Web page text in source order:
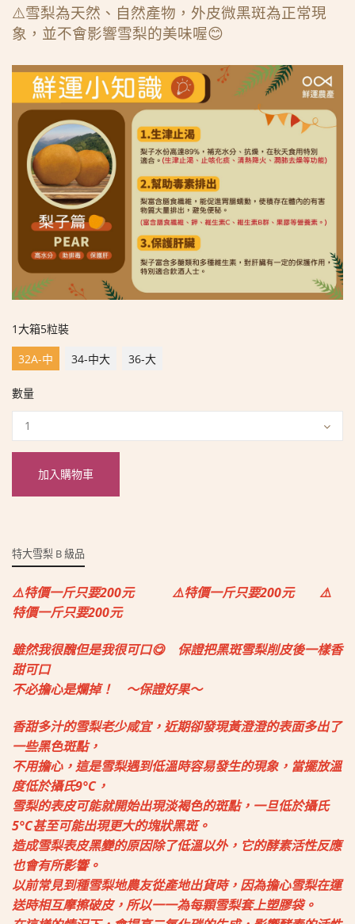
⚠️雪梨為天然、自然產物，外皮微黑斑為正常現
象，並不會影響雪梨的美味喔😊
1大箱5粒裝
32A-中
34-中大 36-大
數量
加入購物車
特大雪梨 B 級品
⚠️特價一斤只要200元 ⚠️特價一斤只要200元 ⚠️
特價一斤只要200元
雖然我很醜但是我很可口😋 保證把黑斑雪梨削皮後一樣香
甜可口
不必擔心是爛掉！ ～保證好果～
香甜多汁的雪梨老少咸宜，近期卻發現黃澄澄的表面多出了
一些黑色斑點，
不用擔心，這是雪梨遇到低溫時容易發生的現象，當擺放溫
度低於攝氏9°C，
雪梨的表皮可能就開始出現淡褐色的斑點，一旦低於攝氏
5°C甚至可能出現更大的塊狀黑斑。
造成雪梨表皮黑變的原因除了低溫以外，它的酵素活性反應
也會有所影響。
以前常見到種雪梨地農友從產地出貨時，因為擔心雪梨在運
送時相互摩擦破皮，所以一一為每顆雪梨套上塑膠袋。